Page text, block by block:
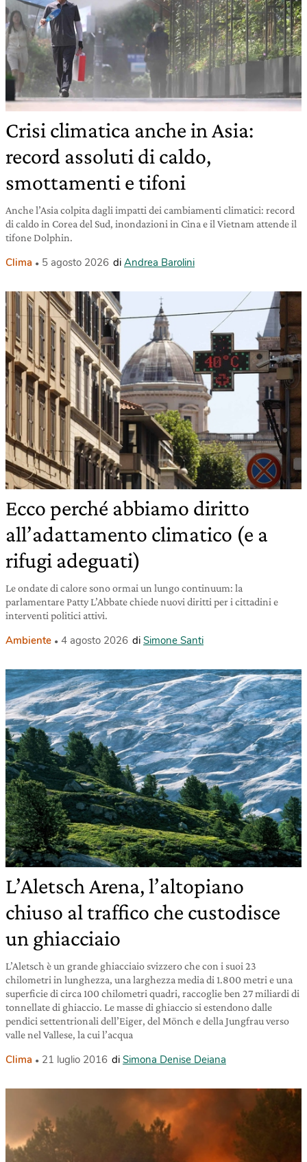
Crisi climatica anche in Asia:
record assoluti di caldo,
smottamenti e tifoni
Anche l’Asia colpita dagli impatti dei cambiamenti climatici: record
di caldo in Corea del Sud, inondazioni in Cina e il Vietnam attende il
tifone Dolphin.
Clima 5 agosto 2026 di Andrea Barolini
Ecco perché abbiamo diritto
all’adattamento climatico (e a
rifugi adeguati)
Le ondate di calore sono ormai un lungo continuum: la
parlamentare Patty L’Abbate chiede nuovi diritti per i cittadini e
interventi politici attivi.
Ambiente 4 agosto 2026 di Simone Santi
L’Aletsch Arena, l’altopiano
chiuso al traffico che custodisce
un ghiacciaio
L’Aletsch è un grande ghiacciaio svizzero che con i suoi 23
chilometri in lunghezza, una larghezza media di 1.800 metri e una
superficie di circa 100 chilometri quadri, raccoglie ben 27 miliardi di
tonnellate di ghiaccio. Le masse di ghiaccio si estendono dalle
pendici settentrionali dell’Eiger, del Mönch e della Jungfrau verso
valle nel Vallese, la cui l’acqua
Clima 21 luglio 2016 di Simona Denise Deiana